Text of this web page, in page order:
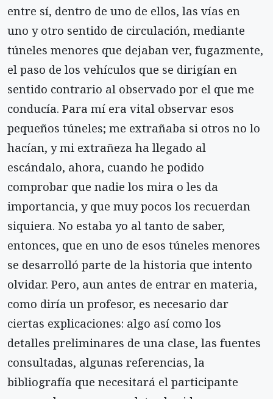
entre sí, dentro de uno de ellos, las vías en
uno y otro sentido de circulación, mediante
túneles menores que dejaban ver, fugazmente,
el paso de los vehículos que se dirigían en
sentido contrario al observado por el que me
conducía. Para mí era vital observar esos
pequeños túneles; me extrañaba si otros no lo
hacían, y mi extrañeza ha llegado al
escándalo, ahora, cuando he podido
comprobar que nadie los mira o les da
importancia, y que muy pocos los recuerdan
siquiera. No estaba yo al tanto de saber,
entonces, que en uno de esos túneles menores
se desarrolló parte de la historia que intento
olvidar. Pero, aun antes de entrar en materia,
como diría un profesor, es necesario dar
ciertas explicaciones: algo así como los
detalles preliminares de una clase, las fuentes
consultadas, algunas referencias, la
bibliografía que necesitará el participante